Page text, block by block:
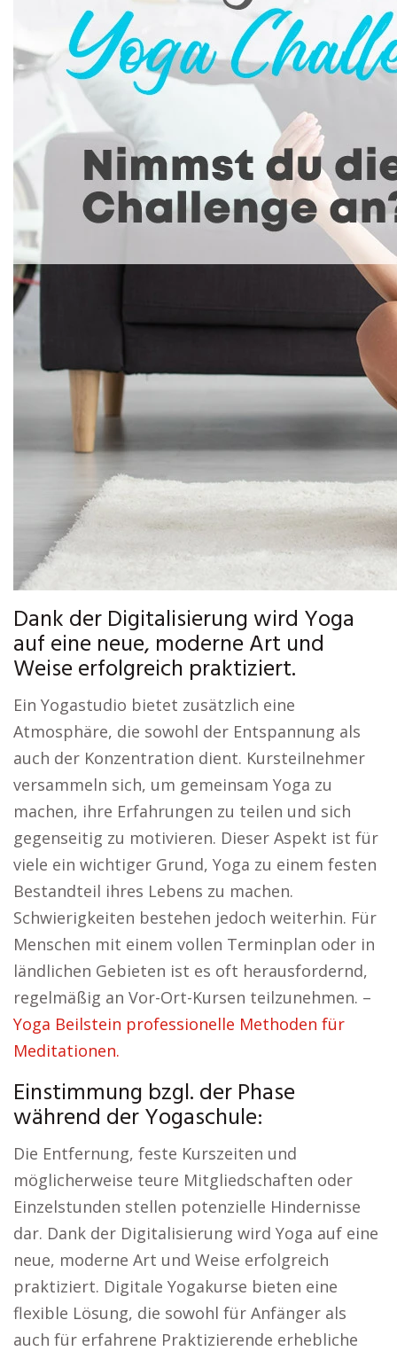
Dank der Digitalisierung wird Yoga
auf eine neue, moderne Art und
Weise erfolgreich praktiziert.
Ein Yogastudio bietet zusätzlich eine
Atmosphäre, die sowohl der Entspannung als
auch der Konzentration dient. Kursteilnehmer
versammeln sich, um gemeinsam Yoga zu
machen, ihre Erfahrungen zu teilen und sich
gegenseitig zu motivieren. Dieser Aspekt ist für
viele ein wichtiger Grund, Yoga zu einem festen
Bestandteil ihres Lebens zu machen.
Schwierigkeiten bestehen jedoch weiterhin. Für
Menschen mit einem vollen Terminplan oder in
ländlichen Gebieten ist es oft herausfordernd,
regelmäßig an Vor-Ort-Kursen teilzunehmen. –
Yoga Beilstein professionelle Methoden für
Meditationen.
Einstimmung bzgl. der Phase
während der Yogaschule:
Die Entfernung, feste Kurszeiten und
möglicherweise teure Mitgliedschaften oder
Einzelstunden stellen potenzielle Hindernisse
dar. Dank der Digitalisierung wird Yoga auf eine
neue, moderne Art und Weise erfolgreich
praktiziert. Digitale Yogakurse bieten eine
flexible Lösung, die sowohl für Anfänger als
auch für erfahrene Praktizierende erhebliche